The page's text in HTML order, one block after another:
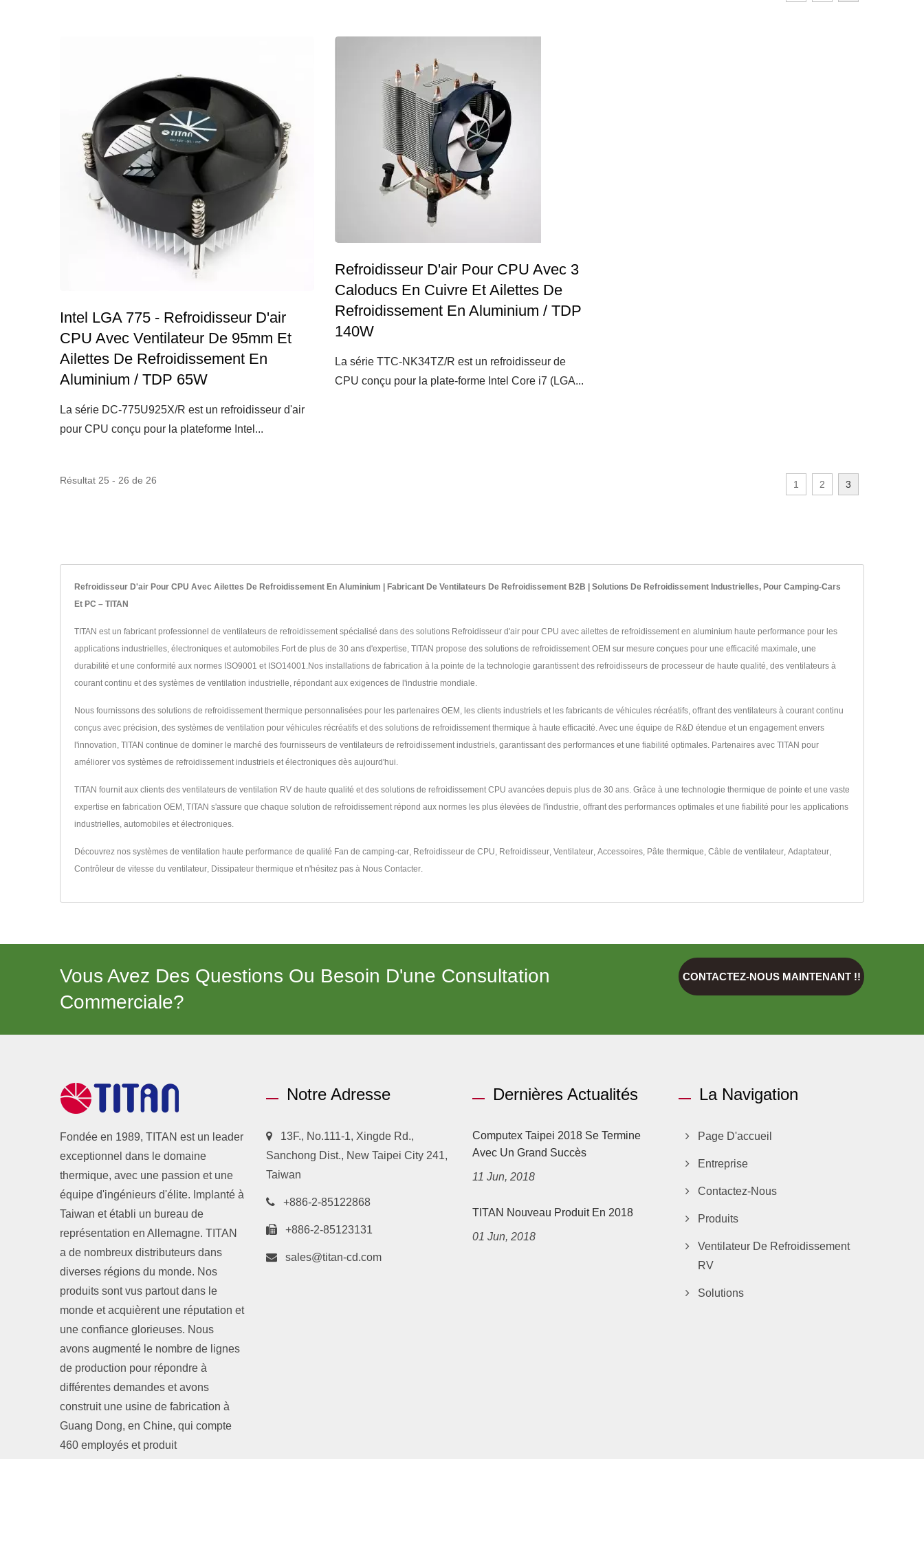
Intel LGA 775 - Refroidisseur D'air
CPU Avec Ventilateur De 95mm Et
Ailettes De Refroidissement En
Aluminium / TDP 65W
La série DC-775U925X/R est un refroidisseur d'air
pour CPU conçu pour la plateforme Intel...
Refroidisseur D'air Pour CPU Avec 3
Caloducs En Cuivre Et Ailettes De
Refroidissement En Aluminium / TDP
140W
La série TTC-NK34TZ/R est un refroidisseur de
CPU conçu pour la plate-forme Intel Core i7 (LGA...
Résultat 25 - 26 de 26 1 2 3
Refroidisseur D'air Pour CPU Avec Ailettes De Refroidissement En Aluminium | Fabricant De Ventilateurs De Refroidissement B2B | Solutions De Refroidissement Industrielles, Pour Camping-Cars
Et PC – TITAN
TITAN est un fabricant professionnel de ventilateurs de refroidissement spécialisé dans des solutions Refroidisseur d'air pour CPU avec ailettes de refroidissement en aluminium haute performance pour les
applications industrielles, électroniques et automobiles.Fort de plus de 30 ans d'expertise, TITAN propose des solutions de refroidissement OEM sur mesure conçues pour une efficacité maximale, une
durabilité et une conformité aux normes ISO9001 et ISO14001.Nos installations de fabrication à la pointe de la technologie garantissent des refroidisseurs de processeur de haute qualité, des ventilateurs à
courant continu et des systèmes de ventilation industrielle, répondant aux exigences de l'industrie mondiale.
Nous fournissons des solutions de refroidissement thermique personnalisées pour les partenaires OEM, les clients industriels et les fabricants de véhicules récréatifs, offrant des ventilateurs à courant continu
conçus avec précision, des systèmes de ventilation pour véhicules récréatifs et des solutions de refroidissement thermique à haute efficacité. Avec une équipe de R&D étendue et un engagement envers
l'innovation, TITAN continue de dominer le marché des fournisseurs de ventilateurs de refroidissement industriels, garantissant des performances et une fiabilité optimales. Partenaires avec TITAN pour
améliorer vos systèmes de refroidissement industriels et électroniques dès aujourd'hui.
TITAN fournit aux clients des ventilateurs de ventilation RV de haute qualité et des solutions de refroidissement CPU avancées depuis plus de 30 ans. Grâce à une technologie thermique de pointe et une vaste
expertise en fabrication OEM, TITAN s'assure que chaque solution de refroidissement répond aux normes les plus élevées de l'industrie, offrant des performances optimales et une fiabilité pour les applications
industrielles, automobiles et électroniques.
Découvrez nos systèmes de ventilation haute performance de qualité Fan de camping-car, Refroidisseur de CPU, Refroidisseur, Ventilateur, Accessoires, Pâte thermique, Câble de ventilateur, Adaptateur,
Contrôleur de vitesse du ventilateur, Dissipateur thermique et n'hésitez pas à Nous Contacter.
Vous Avez Des Questions Ou Besoin D'une Consultation
Commerciale?
CONTACTEZ-NOUS MAINTENANT !!
Fondée en 1989, TITAN est un leader
exceptionnel dans le domaine
thermique, avec une passion et une
équipe d'ingénieurs d'élite. Implanté à
Taiwan et établi un bureau de
représentation en Allemagne. TITAN
a de nombreux distributeurs dans
diverses régions du monde. Nos
produits sont vus partout dans le
monde et acquièrent une réputation et
une confiance glorieuses. Nous
avons augmenté le nombre de lignes
de production pour répondre à
différentes demandes et avons
construit une usine de fabrication à
Guang Dong, en Chine, qui compte
460 employés et produit
Notre Adresse
13F., No.111-1, Xingde Rd.,
Sanchong Dist., New Taipei City 241,
Taiwan
+886-2-85122868
+886-2-85123131
sales@titan-cd.com
Dernières Actualités
Computex Taipei 2018 Se Termine
Avec Un Grand Succès
11 Jun, 2018
TITAN Nouveau Produit En 2018
01 Jun, 2018
La Navigation
Page D'accueil
Entreprise
Contactez-Nous
Produits
Ventilateur De Refroidissement
RV
Solutions